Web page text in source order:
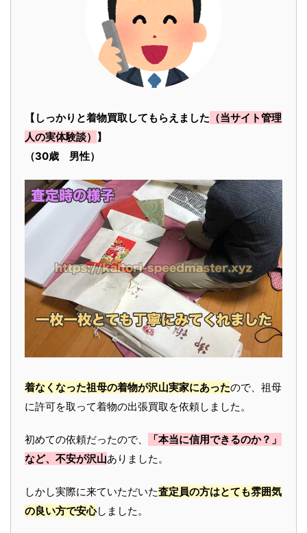
【しっかりと着物買取してもらえました （当サイト管理
人の実体験談） 】
（30歳 男性）
着なくなった祖母の着物が沢山実家にあったので、祖母
に許可を取って着物の出張買取を依頼しました。
初めての依頼だったので、
「本当に信用できるのか？」
など、不安が沢山ありました。
しかし実際に来ていただいた査定員の方はとても雰囲気
の良い方で安心しました。